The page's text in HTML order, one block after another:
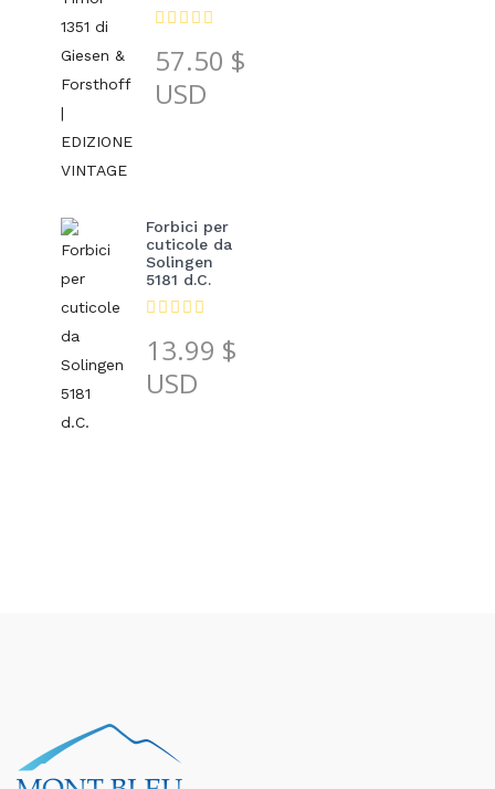
57.50 $
USD
Forbici per
cuticole da
Solingen
5181 d.C.
13.99 $
USD